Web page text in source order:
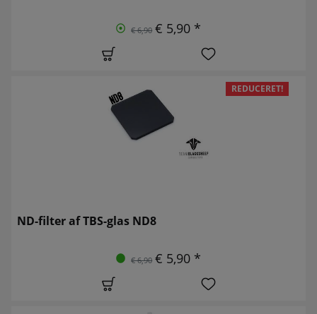
€ 6,90 € 5,90 *
REDUCERET!
ND-filter af TBS-glas ND8
€ 6,90 € 5,90 *